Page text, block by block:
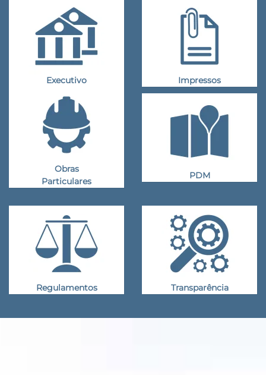
Executivo Impressos
Obras
Particulares
PDM
Regulamentos Transparência